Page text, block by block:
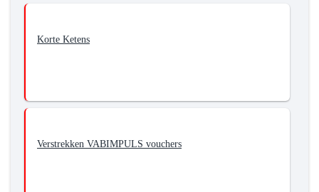
Korte Ketens
Verstrekken VABIMPULS vouchers